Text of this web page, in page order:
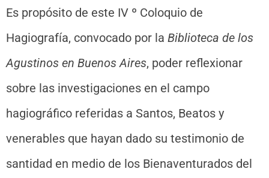
Es propósito de este IV º Coloquio de
Hagiografía, convocado por la Biblioteca de los
Agustinos en Buenos Aires, poder reflexionar
sobre las investigaciones en el campo
hagiográfico referidas a Santos, Beatos y
venerables que hayan dado su testimonio de
santidad en medio de los Bienaventurados del